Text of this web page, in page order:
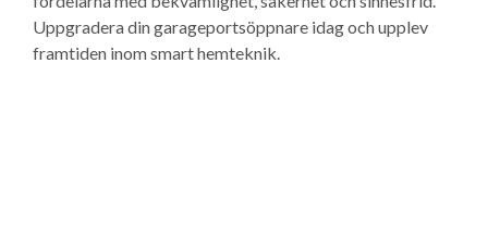
Uppgradera din garageportsöppnare idag och upplev
framtiden inom smart hemteknik.